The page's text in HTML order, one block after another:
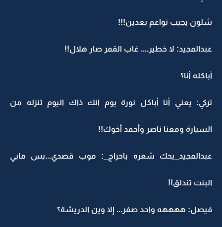
شلون يجيب نواعم بعدين!!!
عبدالمجيد: لا خطير.... غاب القمر صار هلال!!
أباكله أنا؟
تركي: يعني أنا أباكل نورة يوم انك ذاك اليوم تنزله من
السيارة ومعنا ناصر وأحمد أخوك!!
عبدالمجيد_يحك شعره باحراج_: موب قصدي...بس مابي
البنت تندلق!!
فيصل: ههههه واحد صفر... إلا وين الدريشة؟